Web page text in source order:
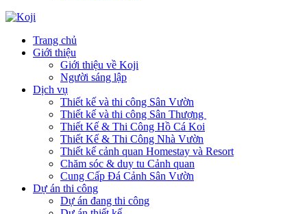
Trang chủ
Giới thiệu
Giới thiệu về Koji
Người sáng lập
Dịch vụ
Thiết kế và thi công Sân Vườn
Thiết kế và thi công Sân Thượng
Thiết Kế & Thi Công Hồ Cá Koi
Thiết Kế & Thi Công Nhà Vườn
Thiết kế cảnh quan Homestay và Resort
Chăm sóc & duy tu Cảnh quan
Cung Cấp Đá Cảnh Sân Vườn
Dự án thi công
Dự án đang thi công